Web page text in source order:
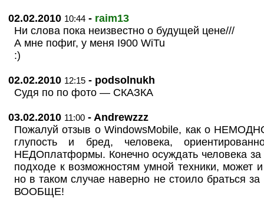
02.02.2010 10:44 - raim13
Ни слова пока неизвестно о будущей цене///
А мне пофиг, у меня I900 WiTu
:)
02.02.2010 12:15 - podsolnukh
Судя по по фото — СКАЗКА
03.02.2010 11:00 - Andrewzzz
Пожалуй отзыв о WindowsMobile, как о
глупость и бред, человека,
НЕДОплатформы. Конечно осуждать человека за
подходе к возможностям умной техники, может
но в таком случае наверно не стоило браться за
ВООБЩЕ!